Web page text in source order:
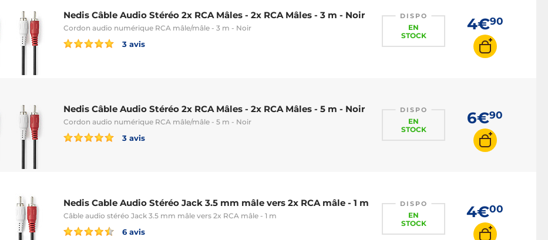
Nedis Câble Audio Stéréo 2x RCA Mâles - 2x RCA Mâles - 3 m - Noir
Cordon audio numérique RCA mâle/mâle - 3 m - Noir
3 avis
DISPO
EN
STOCK
4€90
Nedis Câble Audio Stéréo 2x RCA Mâles - 2x RCA Mâles - 5 m - Noir
Cordon audio numérique RCA mâle/mâle - 5 m - Noir
3 avis
DISPO
EN
STOCK
6€90
Nedis Cable Audio Stéréo Jack 3.5 mm mâle vers 2x RCA mâle - 1 m
Câble audio stéréo Jack 3.5 mm mâle vers 2x RCA mâle - 1 m
6 avis
DISPO
EN
STOCK
4€00